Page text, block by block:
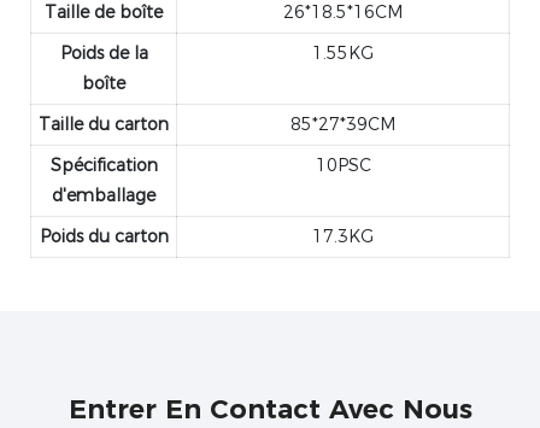
Taille de boîte
26*18.5*16CM
Poids de la
boîte
1.55KG
Taille du carton
85*27*39CM
Spécification
d'emballage
10PSC
Poids du carton 17.3KG
Entrer En Contact Avec Nous